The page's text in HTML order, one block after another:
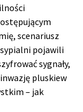
scenariusz
pojawili
sygnały,
pluskiew
– jak